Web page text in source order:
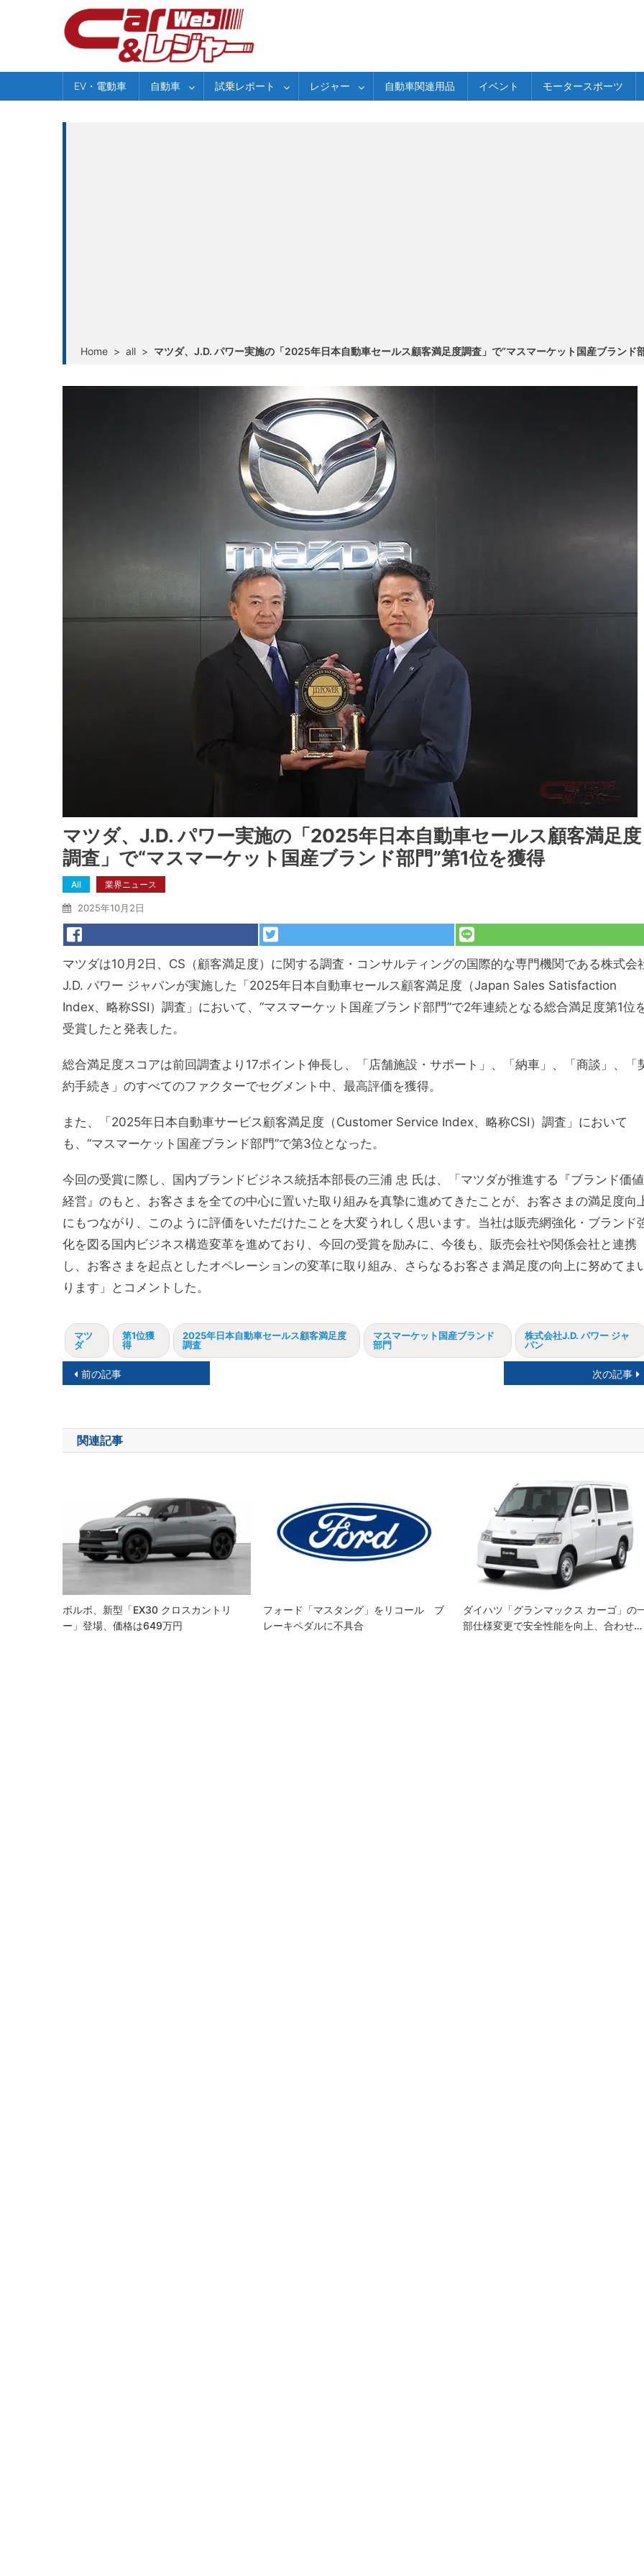
EV・電動車 自動車 試乗レポート レジャー 自動車関連用品 イベント モータースポーツ
Home > all > マツダ、J.D. パワー実施の「2025年日本自動車セールス顧客満足度調査」で“マスマーケット国産ブランド
マツダ、J.D. パワー実施の「2025年日本自動車セールス顧客満足度
調査」で“マスマーケット国産ブランド部門”第1位を獲得
All 業界ニュース
2025年10月2日
マツダは10月2日、CS（顧客満足度）に関する調査・コンサルティングの国際的な専門機関である株式会
J.D. パワー ジャパンが実施した「2025年日本自動車セールス顧客満足度（Japan Sales Satisfaction
Index、略称SSI）調査」において、“マスマーケット国産ブランド部門”で2年連続となる総合満足度第1位
受賞したと発表した。
総合満足度スコアは前回調査より17ポイント伸長し、「店舗施設・サポート」、「納車」、「商談」、「
約手続き」のすべてのファクターでセグメント中、最高評価を獲得。
また、「2025年日本自動車サービス顧客満足度（Customer Service Index、略称CSI）調査」において
も、“マスマーケット国産ブランド部門”で第3位となった。
今回の受賞に際し、国内ブランドビジネス統括本部長の三浦 忠 氏は、「マツダが推進する『ブランド価値
経営』のもと、お客さまを全ての中心に置いた取り組みを真摯に進めてきたことが、お客さまの満足度向
にもつながり、このように評価をいただけたことを大変うれしく思います。当社は販売網強化・ブランド
化を図る国内ビジネス構造変革を進めており、今回の受賞を励みに、今後も、販売会社や関係会社と連携
し、お客さまを起点としたオペレーションの変革に取り組み、さらなるお客さま満足度の向上に努めてま
ります」とコメントした。
マツ
ダ
第1位獲
得
2025年日本自動車セールス顧客満足度
調査
マスマーケット国産ブランド
部門
株式会社J.D. パワー ジャ
パン
投
ナ
ビ
シ
ョ
ン
前の記事 次の記事
関連記事
ボルボ、新型「EX30 クロスカントリ
ー」登場、価格は649万円
フォード「マスタング」をリコール ブ
レーキペダルに不具合
ダイハツ「グランマックス カーゴ」の
部仕様変更で安全性能を向上、合わせ…